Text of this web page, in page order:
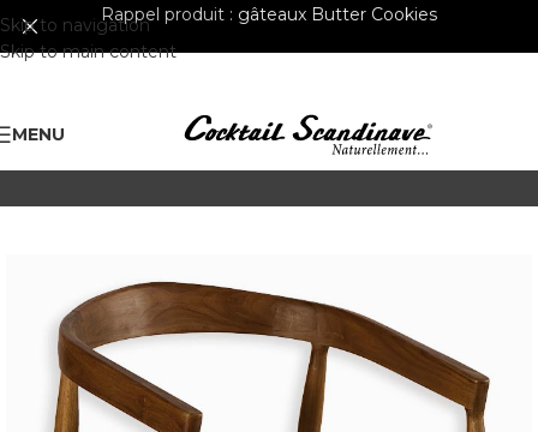
Skip to navigation
Skip to main content
Rappel produit : gâteaux Butter Cookies
MENU